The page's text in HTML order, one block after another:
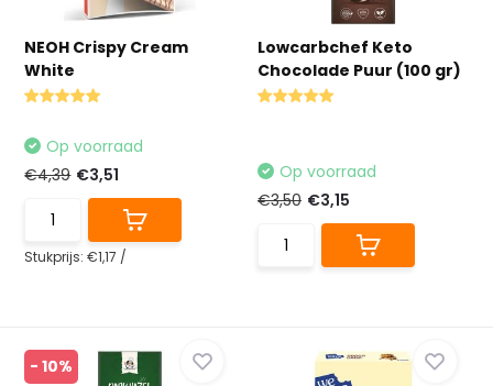
NEOH Crispy Cream
White
Op voorraad
€4,39 €3,51
Stukprijs:€1,17 /
Lowcarbchef Keto
Chocolade Puur (100 gr)
Op voorraad
€3,50 €3,15
- 10%